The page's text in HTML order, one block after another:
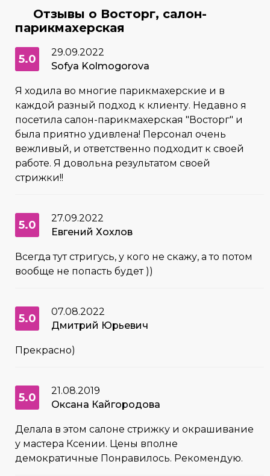
Отзывы о Восторг, салон-
парикмахерская
5.0
29.09.2022
Sofya Kolmogorova
Я ходила во многие парикмахерские и в
каждой разный подход к клиенту. Недавно я
посетила салон-парикмахерская "Восторг" и
была приятно удивлена! Персонал очень
вежливый, и ответственно подходит к своей
работе. Я довольна результатом своей
стрижки!!
5.0
27.09.2022
Евгений Хохлов
Всегда тут стригусь, у кого не скажу, а то потом
вообще не попасть будет ))
5.0
07.08.2022
Дмитрий Юрьевич
Прекрасно)
5.0
21.08.2019
Оксана Кайгородова
Делала в этом салоне стрижку и окрашивание
у мастера Ксении. Цены вполне
демократичные Понравилось. Рекомендую.